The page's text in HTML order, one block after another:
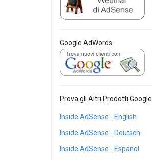
Google AdWords
Prova gli Altri Prodotti Google
Inside AdSense - English
Inside AdSense - Deutsch
Inside AdSense - Espanol